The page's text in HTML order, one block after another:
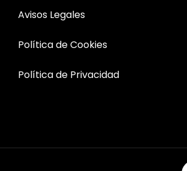
Avisos Legales
Política de Cookies
Política de Privacidad